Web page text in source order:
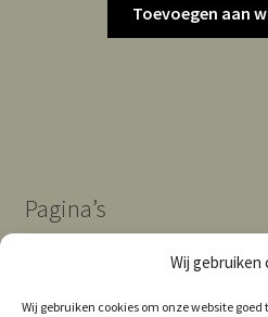
Wij gebruiken
Wij gebruiken cookies om onze website
Toevoegen aan
Pagina’s